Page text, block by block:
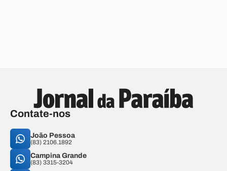
Contate-nos
João Pessoa
(83) 2106.1892
Campina Grande
(83) 3315-3204